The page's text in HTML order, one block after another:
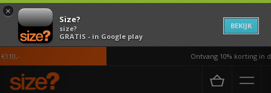
×
Size?
size?
GRATIS - in Google play
BEKIJK
Ontvang 10% korting in de
Home Heren